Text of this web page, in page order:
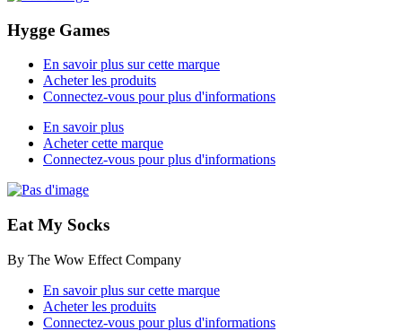
Hygge Games
En savoir plus sur cette marque
Acheter les produits
Connectez-vous pour plus d'informations
En savoir plus
Acheter cette marque
Connectez-vous pour plus d'informations
Eat My Socks
By The Wow Effect Company
En savoir plus sur cette marque
Acheter les produits
Connectez-vous pour plus d'informations